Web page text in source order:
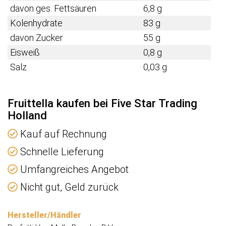
davon ges. Fettsäuren
6,8 g
Kolenhydrate
83 g
davon Zucker
55 g
Eisweiß
0,8 g
Salz
0,03 g
Fruittella kaufen bei Five Star Trading
Holland
Kauf auf Rechnung
Schnelle Lieferung
Umfangreiches Angebot
Nicht gut, Geld zurück
Hersteller/Händler